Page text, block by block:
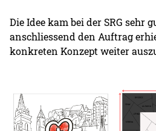
Die Idee kam bei der SRG sehr
anschliessend den Auftrag
konkreten Konzept weiter